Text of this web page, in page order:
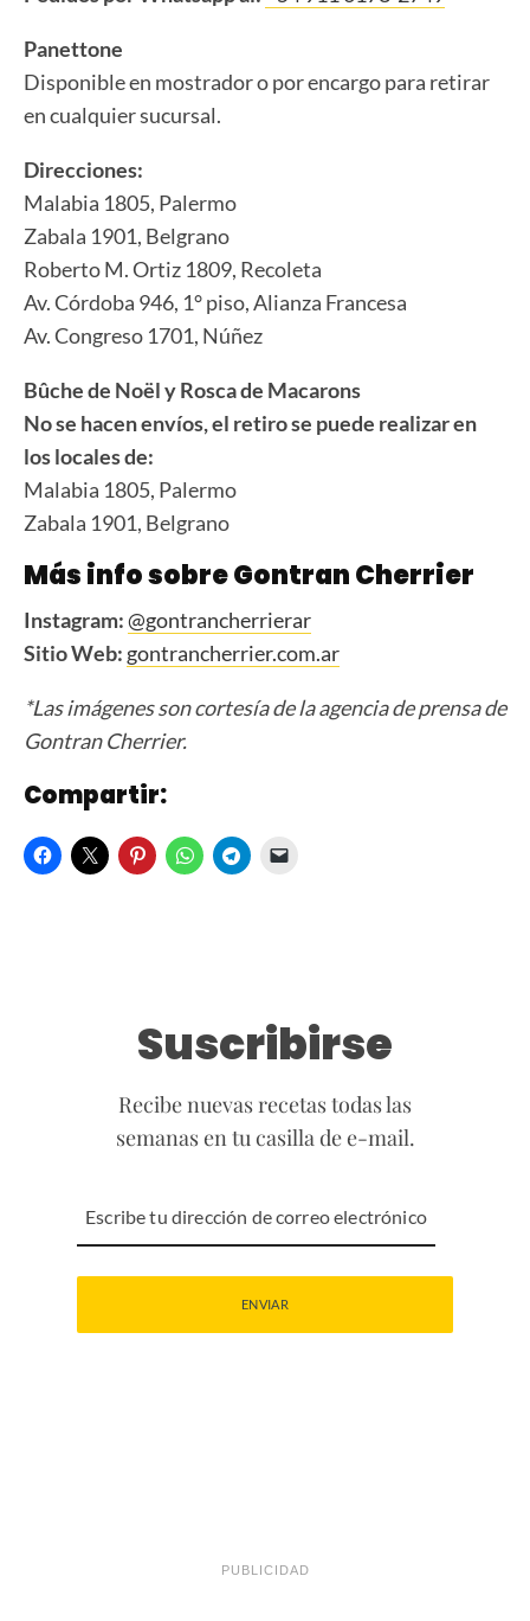
Panettone
Disponible en mostrador o por encargo para retirar
en cualquier sucursal.
Direcciones:
Malabia 1805, Palermo
Zabala 1901, Belgrano
Roberto M. Ortiz 1809, Recoleta
Av. Córdoba 946, 1° piso, Alianza Francesa
Av. Congreso 1701, Núñez
Bûche de Noël y Rosca de Macarons
No se hacen envíos, el retiro se puede realizar en
los locales de:
Malabia 1805, Palermo
Zabala 1901, Belgrano
Más info sobre Gontran Cherrier
Instagram:@gontrancherrierar
Sitio Web: gontrancherrier.com.ar
*Las imágenes son cortesía de la agencia de prensa de
Gontran Cherrier.
Compartir:
Suscribirse
Recibe nuevas recetas todas las
semanas en tu casilla de e-mail.
PUBLICIDAD